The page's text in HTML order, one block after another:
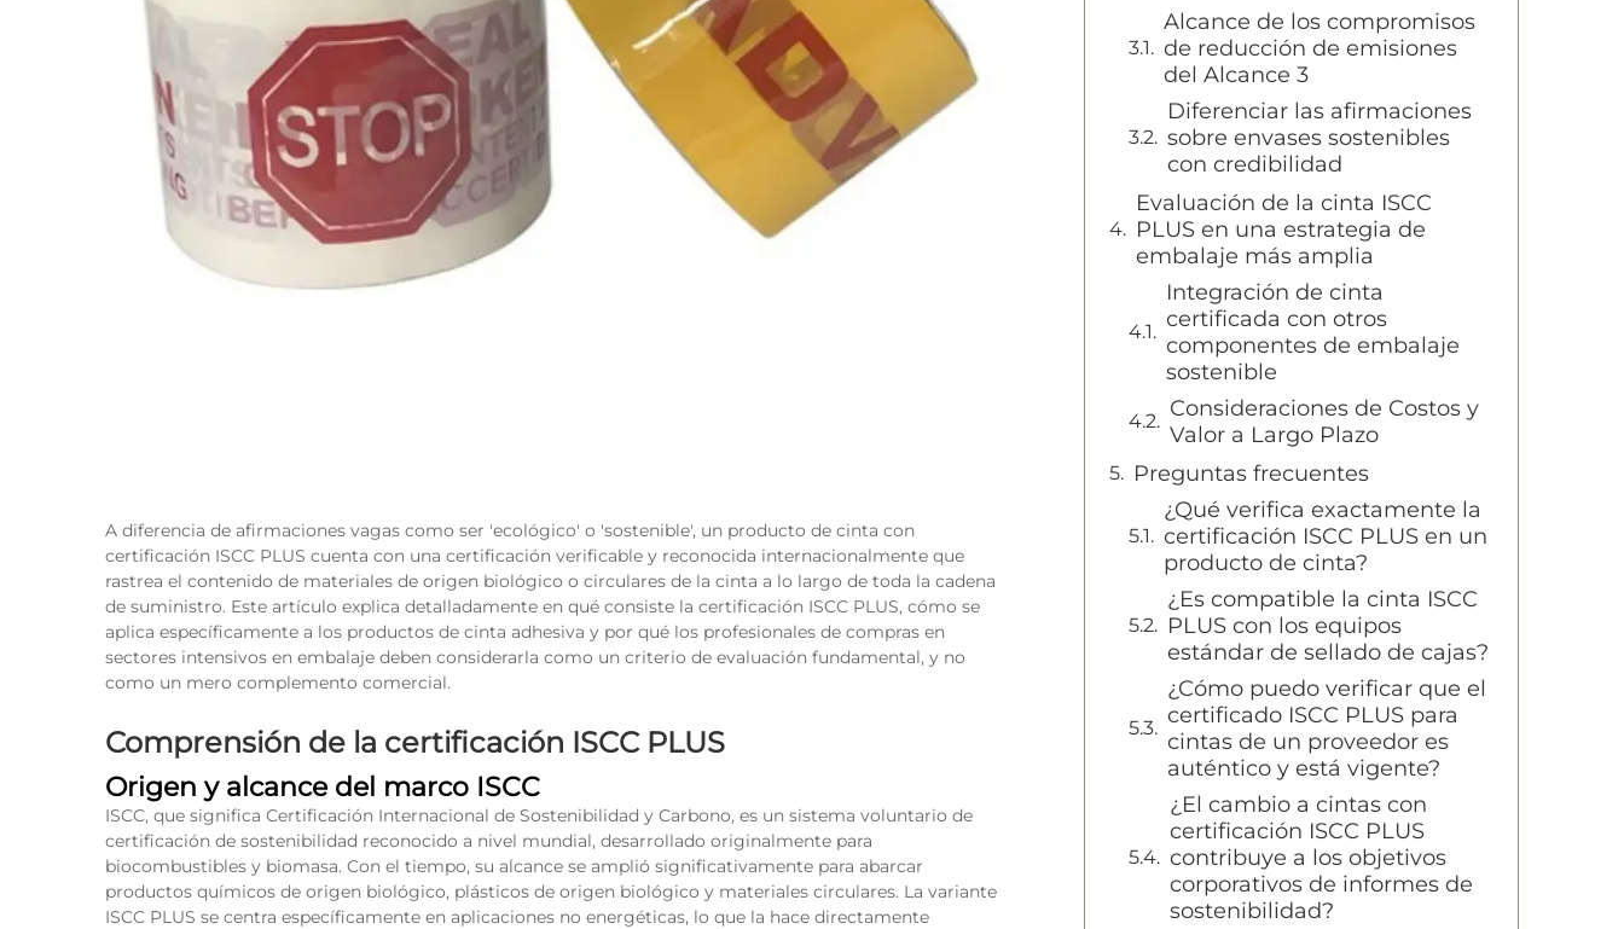
A diferencia de afirmaciones vagas como ser 'ecológico' o 'sostenible', un producto de cinta con
certificación ISCC PLUS cuenta con una certificación verificable y reconocida internacionalmente que
rastrea el contenido de materiales de origen biológico o circulares de la cinta a lo largo de toda la cadena
de suministro. Este artículo explica detalladamente en qué consiste la certificación ISCC PLUS, cómo se
aplica específicamente a los productos de cinta adhesiva y por qué los profesionales de compras en
sectores intensivos en embalaje deben considerarla como un criterio de evaluación fundamental, y no
como un mero complemento comercial.
Comprensión de la certificación ISCC PLUS
Origen y alcance del marco ISCC
ISCC, que significa Certificación Internacional de Sostenibilidad y Carbono, es un sistema voluntario de
certificación de sostenibilidad reconocido a nivel mundial, desarrollado originalmente para
biocombustibles y biomasa. Con el tiempo, su alcance se amplió significativamente para abarcar
productos químicos de origen biológico, plásticos de origen biológico y materiales circulares. La variante
ISCC PLUS se centra específicamente en aplicaciones no energéticas, lo que la hace directamente
Alcance de los compromisos
de reducción de emisiones
del Alcance 3
Diferenciar las afirmaciones
sobre envases sostenibles
con credibilidad
Evaluación de la cinta ISCC
PLUS en una estrategia de
embalaje más amplia
Integración de cinta
certificada con otros
componentes de embalaje
sostenible
Consideraciones de Costos y
Valor a Largo Plazo
Preguntas frecuentes
¿Qué verifica exactamente la
certificación ISCC PLUS en un
producto de cinta?
¿Es compatible la cinta ISCC
PLUS con los equipos
estándar de sellado de cajas?
¿Cómo puedo verificar que el
certificado ISCC PLUS para
cintas de un proveedor es
auténtico y está vigente?
¿El cambio a cintas con
certificación ISCC PLUS
contribuye a los objetivos
corporativos de informes de
sostenibilidad?